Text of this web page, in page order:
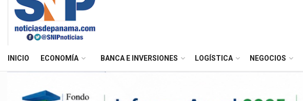
INICIO ECONOMÍA BANCA E INVERSIONES LOGÍSTICA NEGOCIOS